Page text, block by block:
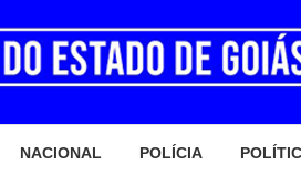
NACIONAL POLÍCIA